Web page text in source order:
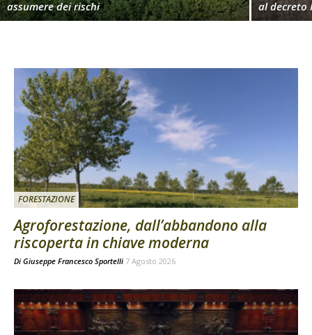
assumere dei rischi
al decreto
FORESTAZIONE
Agroforestazione, dall’abbandono alla
riscoperta in chiave moderna
Di Giuseppe Francesco Sportelli 7 Agosto 2026